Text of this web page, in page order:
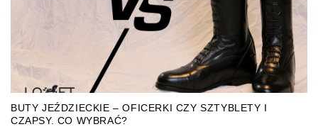
BUTY JEŹDZIECKIE – OFICERKI CZY SZTYBLETY I
CZAPSY. CO WYBRAĆ?